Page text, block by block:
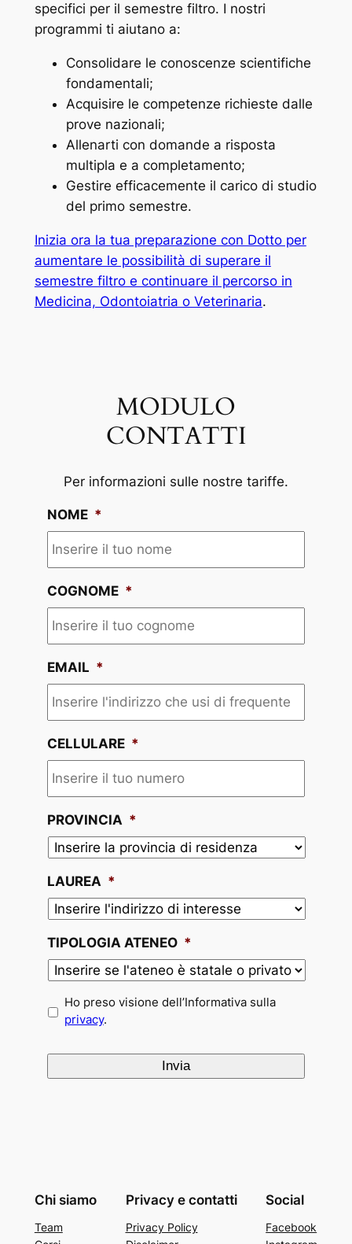
specifici per il semestre filtro. I nostri
programmi ti aiutano a:
Consolidare le conoscenze scientifiche
fondamentali;
Acquisire le competenze richieste dalle
prove nazionali;
Allenarti con domande a risposta
multipla e a completamento;
Gestire efficacemente il carico di studio
del primo semestre.
Inizia ora la tua preparazione con Dotto per
aumentare le possibilità di superare il
semestre filtro e continuare il percorso in
Medicina, Odontoiatria o Veterinaria.
MODULO
CONTATTI
Per informazioni sulle nostre tariffe.
NOME *
COGNOME *
EMAIL *
CELLULARE *
PROVINCIA *
LAUREA *
TIPOLOGIA ATENEO *
Ho preso visione dell’Informativa sulla
privacy.
Chi siamo
Team
Privacy e contatti
Privacy Policy
Social
Facebook